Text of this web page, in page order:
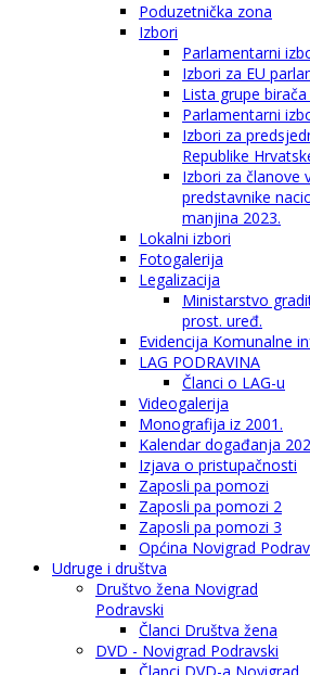
Poduzetnička zona
Izbori
Parlamentarni
Izbori za EU
Lista grupe
Parlamentarni
Izbori za
Republike
Izbori za članove
predstavnike
manjina 2023.
Lokalni izbori
Fotogalerija
Legalizacija
Ministarstvo
prost. uređ.
Evidencija Komunalne
LAG PODRAVINA
Članci o LAG-u
Videogalerija
Monografija iz 2001.
Kalendar događanja
Izjava o pristupačnosti
Zaposli pa pomozi
Zaposli pa pomozi 2
Zaposli pa pomozi 3
Općina Novigrad
Udruge i društva
Društvo žena Novigrad
Podravski
Članci Društva žena
DVD - Novigrad Podravski